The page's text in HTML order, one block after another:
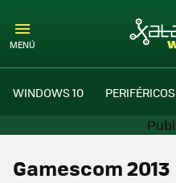
MENÚ
WINDOWS 10 PERIFÉRICOS
Gamescom 2013